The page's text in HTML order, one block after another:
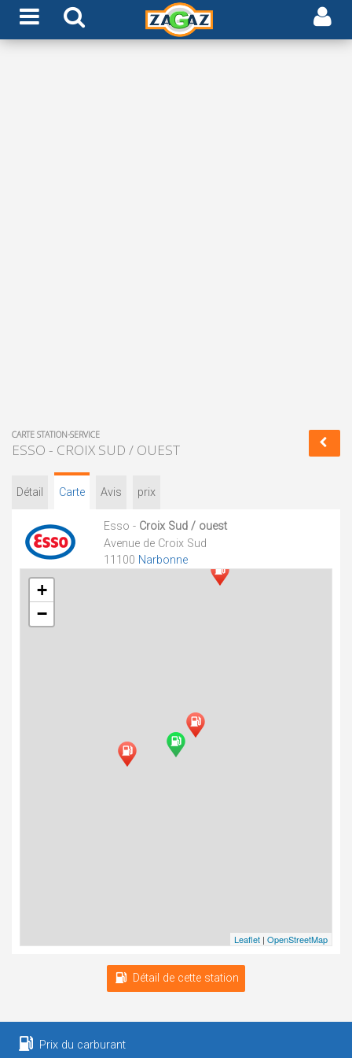
CARTE STATION-SERVICE
ESSO - CROIX SUD / OUEST
Détail Carte Avis prix
Esso - Croix Sud / ouest
Avenue de Croix Sud
11100 Narbonne
+
−
Leaflet | OpenStreetMap
Détail de cette station
Prix du carburant